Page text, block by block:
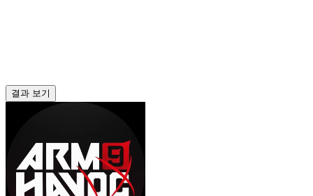
결과 보기